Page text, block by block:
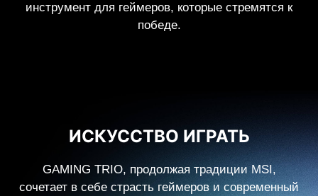
инструмент для геймеров, которые стремятся к
победе.
ИСКУССТВО ИГРАТЬ
GAMING TRIO, продолжая традиции MSI,
сочетает в себе страсть геймеров и современный